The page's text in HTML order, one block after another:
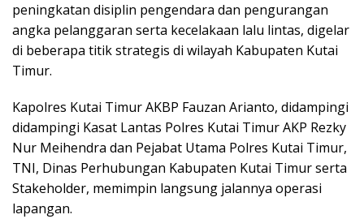
peningkatan disiplin pengendara dan pengurangan
angka pelanggaran serta kecelakaan lalu lintas, digelar
di beberapa titik strategis di wilayah Kabupaten Kutai
Timur.
Kapolres Kutai Timur AKBP Fauzan Arianto, didampingi
didampingi Kasat Lantas Polres Kutai Timur AKP Rezky
Nur Meihendra dan Pejabat Utama Polres Kutai Timur,
TNI, Dinas Perhubungan Kabupaten Kutai Timur serta
Stakeholder, memimpin langsung jalannya operasi
lapangan.